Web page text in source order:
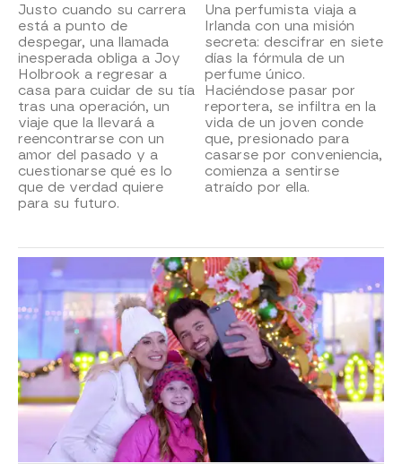
Justo cuando su carrera
está a punto de
despegar, una llamada
inesperada obliga a Joy
Holbrook a regresar a
casa para cuidar de su tía
tras una operación, un
viaje que la llevará a
reencontrarse con un
amor del pasado y a
cuestionarse qué es lo
que de verdad quiere
para su futuro.
Una perfumista viaja a
Irlanda con una misión
secreta: descifrar en siete
días la fórmula de un
perfume único.
Haciéndose pasar por
reportera, se infiltra en la
vida de un joven conde
que, presionado para
casarse por conveniencia,
comienza a sentirse
atraído por ella.